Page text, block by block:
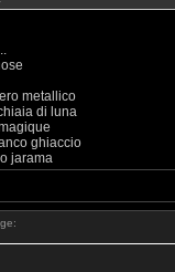
metallico
di luna
ghiaccio
jarama